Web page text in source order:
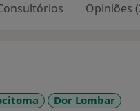
Opiniões
Dor Lombar